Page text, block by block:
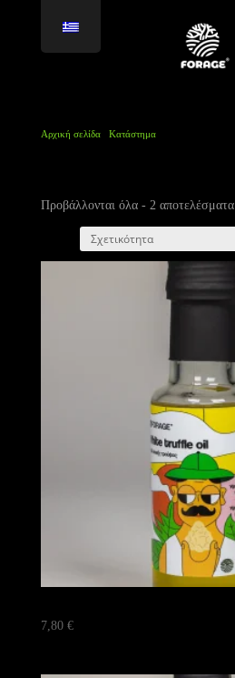
Αρχική σελίδα/ Κατάστημα/
Προβάλλονται όλα - 2 αποτελέσματα
7,80 €